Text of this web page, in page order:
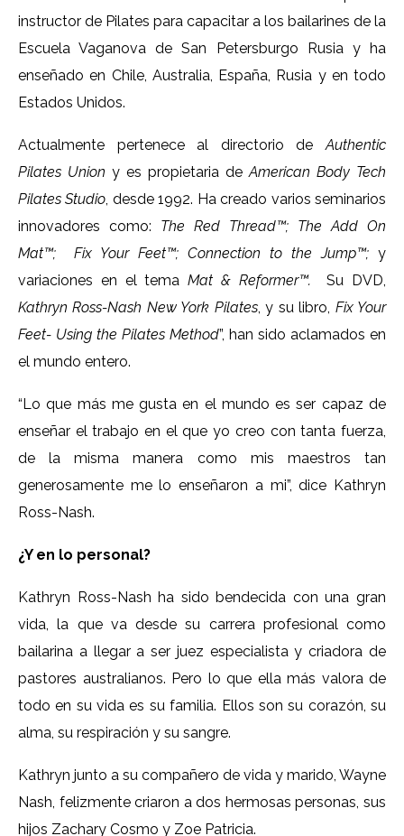
instructor de Pilates para capacitar a los bailarines de la
Escuela Vaganova de San Petersburgo Rusia y ha
enseñado en Chile, Australia, España, Rusia y en todo
Estados Unidos.
Actualmente pertenece al directorio de Authentic
Pilates Union y es propietaria de American Body Tech
Pilates Studio , desde 1992. Ha creado varios seminarios
innovadores como: The Red Thread™; The Add On
Mat™; Fix Your Feet™; Connection to the Jump™; y
variaciones en el temaMat & Reformer™. Su DVD,
Kathryn Ross-Nash New York Pilates, y su libro, Fix Your
Feet- Using the Pilates Method”, han sido aclamados en
el mundo entero.
“Lo que más me gusta en el mundo es ser capaz de
enseñar el trabajo en el que yo creo con tanta fuerza,
de la misma manera como mis maestros tan
generosamente me lo enseñaron a mi”, dice Kathryn
Ross-Nash.
¿Y en lo personal?
Kathryn Ross-Nash ha sido bendecida con una gran
vida, la que va desde su carrera profesional como
bailarina a llegar a ser juez especialista y criadora de
pastores australianos. Pero lo que ella más valora de
todo en su vida es su familia. Ellos son su corazón, su
alma, su respiración y su sangre.
Kathryn junto a su compañero de vida y marido, Wayne
Nash, felizmente criaron a dos hermosas personas, sus
hijos Zachary Cosmo y Zoe Patricia.